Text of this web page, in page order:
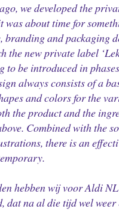
we developed the
about time for
branding and packaging
the new private label
to be introduced in
always consists of a
and colors for the
the product and the
Combined with the
there is an
hebben wij voor Aldi
dat na al die tijd wel weer